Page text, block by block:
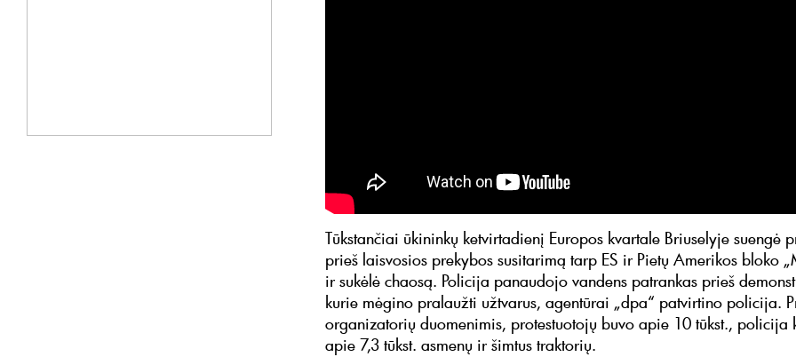
Tūkstančiai ūkininkų ketvirtadienį Europos kvartale Briuselyje suengė
prieš laisvosios prekybos susitarimą tarp ES ir Pietų Amerikos bloko
ir sukėlė chaosą. Policija panaudojo vandens patrankas prieš
kurie mėgino pralaužti užtvarus, agentūrai „dpa“ patvirtino policija.
organizatorių duomenimis, protestuotojų buvo apie 10 tūkst., policija
apie 7,3 tūkst. asmenų ir šimtus traktorių.